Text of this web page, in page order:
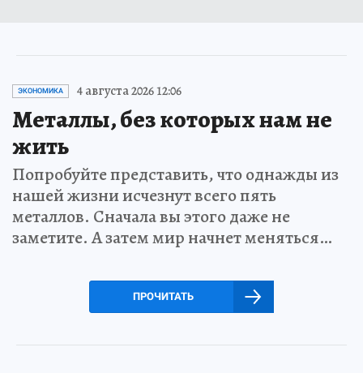
ЭКОНОМИКА 4 августа 2026 12:06
Металлы, без которых нам не
жить
Попробуйте представить, что однажды из
нашей жизни исчезнут всего пять
металлов. Сначала вы этого даже не
заметите. А затем мир начнет меняться…
ПРОЧИТАТЬ